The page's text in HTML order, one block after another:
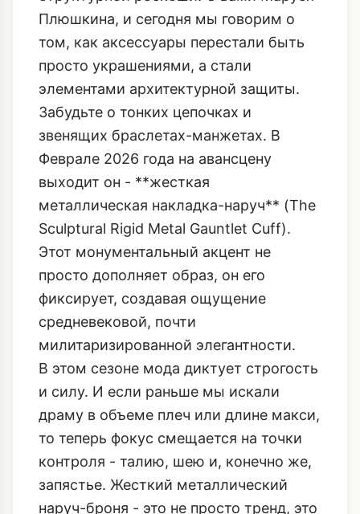
Приветствую, мои дорогие ценители
структурной роскоши! С вами Маруся
том, как аксессуары перестали быть
просто украшениями, а стали
элементами архитектурной защиты.
Забудьте о тонких цепочках и
звенящих браслетах-манжетах. В
Феврале 2026 года на авансцену
выходит он - **жесткая
металлическая накладка-наруч** (The
Sculptural Rigid Metal Gauntlet Cuff).
Этот монументальный акцент не
просто дополняет образ, он его
фиксирует, создавая ощущение
средневековой, почти
милитаризированной элегантности.
В этом сезоне мода диктует строгость
и силу. И если раньше мы искали
то теперь фокус смещается на точки
контроля - талию, шею и, конечно же,